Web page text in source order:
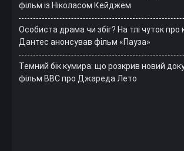
фільм із Ніколасом Кейджем
Особиста драма чи збіг? На тлі чуток про
Дантес анонсував фільм «Пауза»
Темний бік кумира: що розкрив новий
фільм ВВС про Джареда Лето